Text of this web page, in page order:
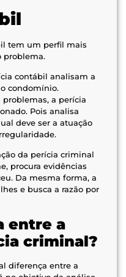
tem um perfil mais
problema.
contábil analisam a
condomínio.
a perícia
Pois analisa
deve ser a atuação
da perícia criminal
procura evidências
Da mesma forma, a
e busca a razão por
entre a
criminal?
diferença entre a